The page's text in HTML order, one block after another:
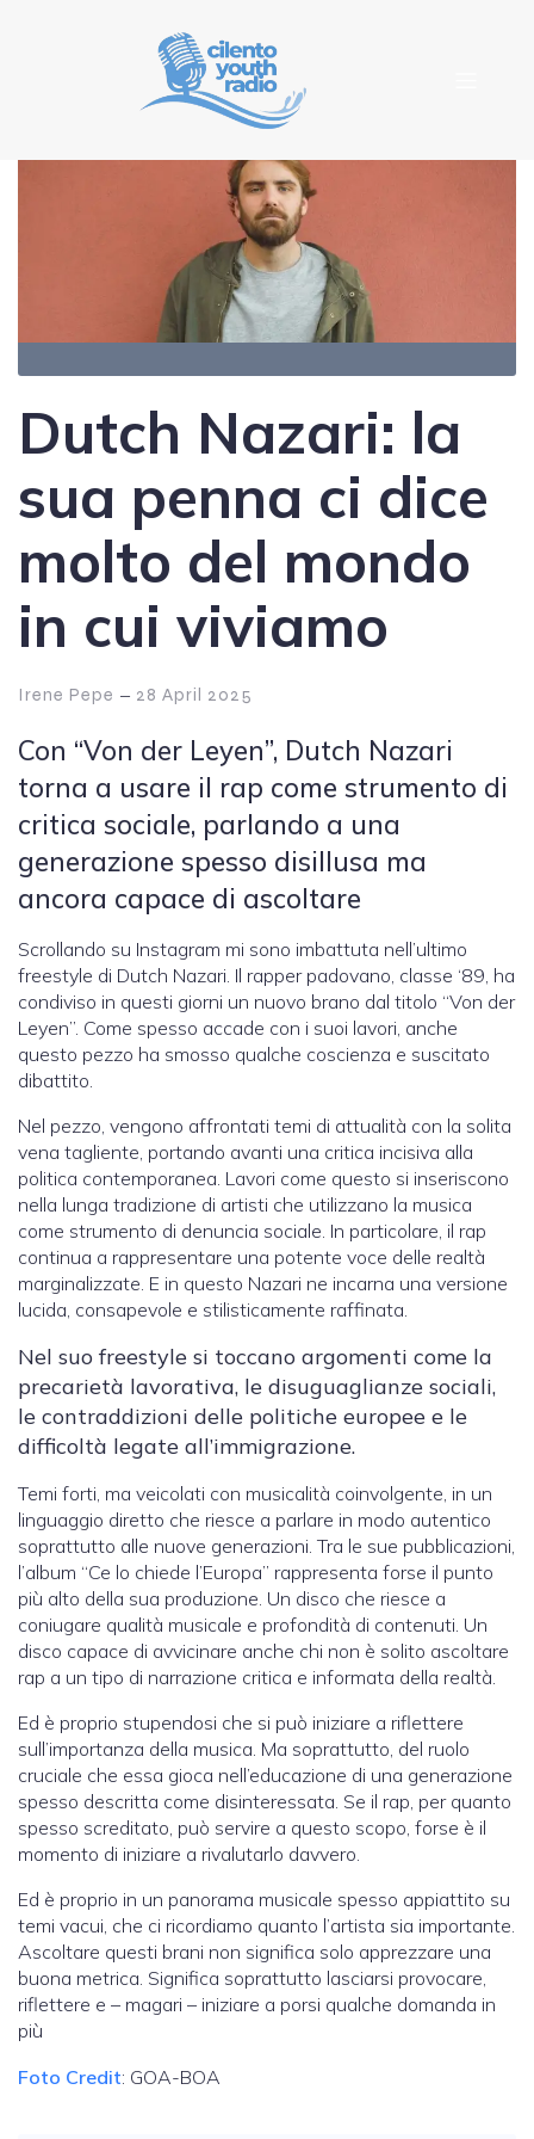
Dutch Nazari: la
sua penna ci dice
molto del mondo
in cui viviamo
Irene Pepe – 28 April 2025
Con “Von der Leyen”, Dutch Nazari
torna a usare il rap come strumento di
critica sociale, parlando a una
generazione spesso disillusa ma
ancora capace di ascoltare
Scrollando su Instagram mi sono imbattuta nell’ultimo
freestyle di Dutch Nazari. Il rapper padovano, classe ‘89, ha
condiviso in questi giorni un nuovo brano dal titolo “Von der
Leyen”. Come spesso accade con i suoi lavori, anche
questo pezzo ha smosso qualche coscienza e suscitato
dibattito.
Nel pezzo, vengono affrontati temi di attualità con la solita
vena tagliente, portando avanti una critica incisiva alla
politica contemporanea. Lavori come questo si inseriscono
nella lunga tradizione di artisti che utilizzano la musica
come strumento di denuncia sociale. In particolare, il rap
continua a rappresentare una potente voce delle realtà
marginalizzate. E in questo Nazari ne incarna una versione
lucida, consapevole e stilisticamente raffinata.
Nel suo freestyle si toccano argomenti come la
precarietà lavorativa, le disuguaglianze sociali,
le contraddizioni delle politiche europee e le
difficoltà legate all’immigrazione.
Temi forti, ma veicolati con musicalità coinvolgente, in un
linguaggio diretto che riesce a parlare in modo autentico
soprattutto alle nuove generazioni. Tra le sue pubblicazioni,
l’album “Ce lo chiede l’Europa” rappresenta forse il punto
più alto della sua produzione. Un disco che riesce a
coniugare qualità musicale e profondità di contenuti. Un
disco capace di avvicinare anche chi non è solito ascoltare
rap a un tipo di narrazione critica e informata della realtà.
Ed è proprio stupendosi che si può iniziare a riflettere
sull’importanza della musica. Ma soprattutto, del ruolo
cruciale che essa gioca nell’educazione di una generazione
spesso descritta come disinteressata. Se il rap, per quanto
spesso screditato, può servire a questo scopo, forse è il
momento di iniziare a rivalutarlo davvero.
Ed è proprio in un panorama musicale spesso appiattito su
temi vacui, che ci ricordiamo quanto l’artista sia importante.
Ascoltare questi brani non significa solo apprezzare una
buona metrica. Significa soprattutto lasciarsi provocare,
riflettere e – magari – iniziare a porsi qualche domanda in
più
Foto Credit: GOA-BOA